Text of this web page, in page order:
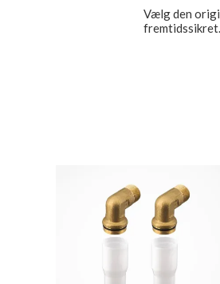
Vælg den
fremtidssikret.